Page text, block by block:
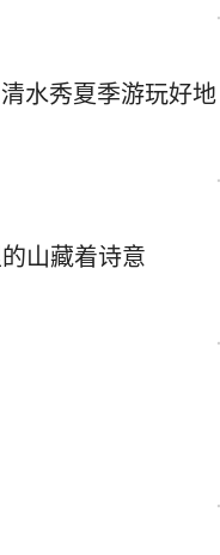
水秀夏季游玩好地
山藏着诗意